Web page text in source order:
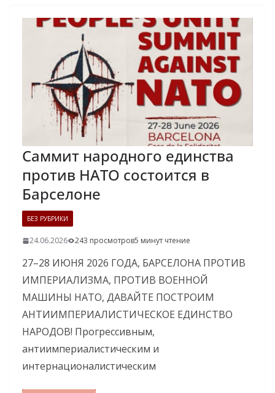
Саммит народного единства
против НАТО состоится в
Барселоне
БЕЗ РУБРИКИ
24.06.2026 243 просмотров5 минут чтение
27–28 ИЮНЯ 2026 ГОДА, БАРСЕЛОНА ПРОТИВ
ИМПЕРИАЛИЗМА, ПРОТИВ ВОЕННОЙ
МАШИНЫ НАТО, ДАВАЙТЕ ПОСТРОИМ
АНТИИМПЕРИАЛИСТИЧЕСКОЕ ЕДИНСТВО
НАРОДОВ! Прогрессивным,
антиимпериалистическим и
интернационалистическим